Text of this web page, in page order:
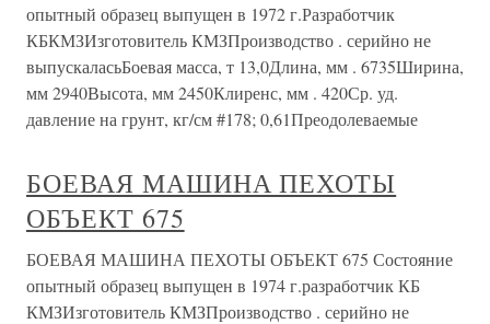
опытный образец выпущен в 1972 г.Разработчик
КБКМЗИзготовитель КМЗПроизводство . серийно не
выпускаласьБоевая масса, т 13,0Длина, мм . 6735Ширина,
мм 2940Высота, мм 2450Клиренс, мм . 420Ср. уд.
давление на грунт, кг/см #178; 0,61Преодолеваемые
БОЕВАЯ МАШИНА ПЕХОТЫ
ОБЪЕКТ 675
БОЕВАЯ МАШИНА ПЕХОТЫ ОБЪЕКТ 675 Состояние
опытный образец выпущен в 1974 г.разработчик КБ
КМЗИзготовитель КМЗПроизводство . серийно не